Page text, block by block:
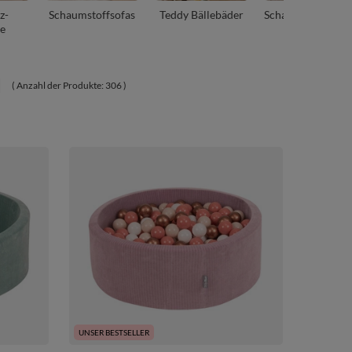
Schaumstoffsofas Teddy Bällebäder
( Anzahl der Produkte: 306)
UNSER BESTSELLER